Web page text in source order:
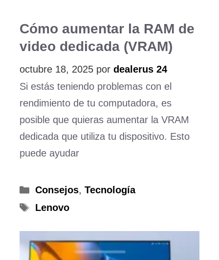
Cómo aumentar la RAM de
video dedicada (VRAM)
octubre 18, 2025 por dealerus 24
Si estás teniendo problemas con el
rendimiento de tu computadora, es
posible que quieras aumentar la VRAM
dedicada que utiliza tu dispositivo. Esto
puede ayudar
Categorías
Consejos, Tecnología
Etiquetas
Lenovo